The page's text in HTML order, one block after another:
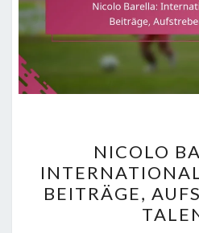
NICOLO
BEITRÄGE,